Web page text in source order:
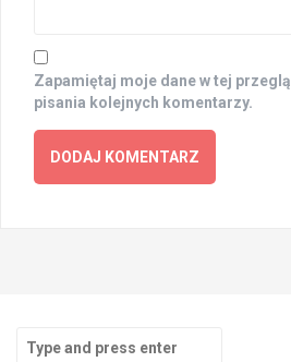
Zapamiętaj moje dane w tej
pisania kolejnych komentarzy.